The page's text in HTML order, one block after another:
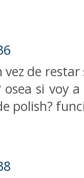
vez de
si voy
polish?